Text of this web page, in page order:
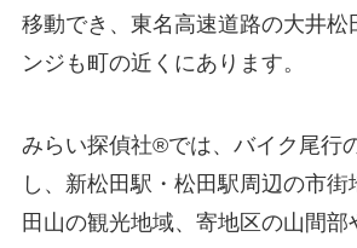
移動でき、東名高速道路の大井松
ンジも町の近くにあります。
みらい探偵社®︎では、バイク尾行
し、新松田駅・松田駅周辺の市街
田山の観光地域、寄地区の山間部